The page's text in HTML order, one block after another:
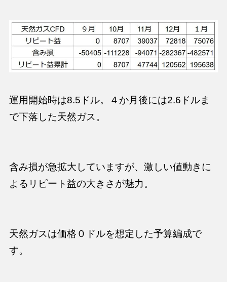
運用開始時は8.5ドル。４か月後には2.6ドルま
で下落した天然ガス。
含み損が急拡大していますが、激しい値動きに
よるリピート益の大きさが魅力。
天然ガスは価格０ドルを想定した予算編成で
す。